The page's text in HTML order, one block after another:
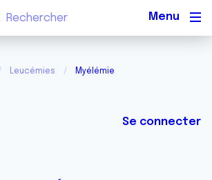
Leucémies Myélémie
Se connecter